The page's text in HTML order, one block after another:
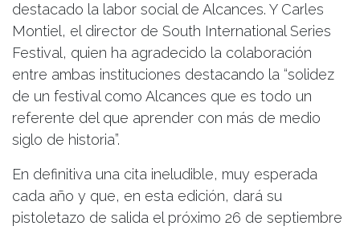
destacado la labor social de Alcances. Y Carles
Montiel, el director de South International Series
Festival, quien ha agradecido la colaboración
entre ambas instituciones destacando la “solidez
de un festival como Alcances que es todo un
referente del que aprender con más de medio
siglo de historia”.
En definitiva una cita ineludible, muy esperada
cada año y que, en esta edición, dará su
pistoletazo de salida el próximo 26 de septiembre